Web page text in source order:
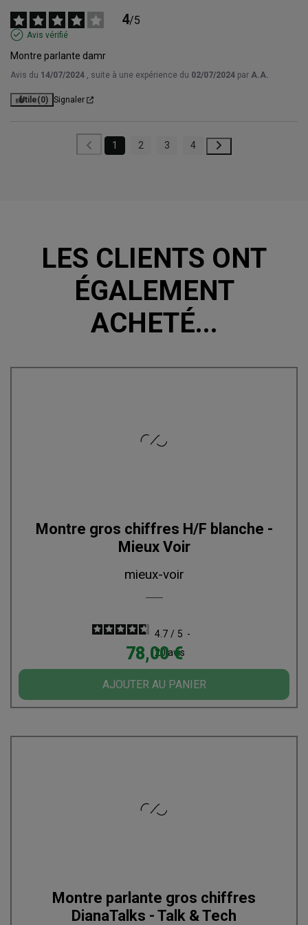
4/5
Avis vérifié
Montre parlante damr
Avis du 14/07/2024 , suite à une expérience du 02/07/2024 par A.A.
Utile(0) Signaler
1 2 3 4
LES CLIENTS ONT
ÉGALEMENT
ACHETÉ...
Montre gros chiffres H/F blanche -
Mieux Voir
mieux-voir
4.7 / 5 -
20avis
Prix
78,00 €
AJOUTER AU PANIER
Montre parlante gros chiffres
DianaTalks - Talk & Tech